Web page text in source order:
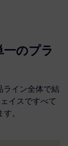
のプラ
ライン全体で結
イスですべて
。